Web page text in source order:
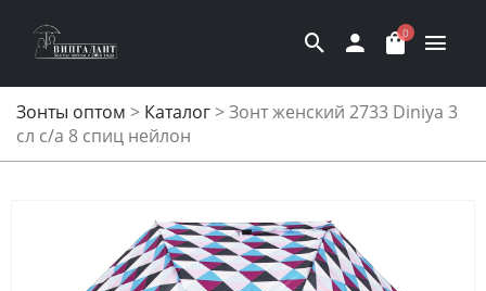
0
Зонты оптом > Каталог>Зонт женский 2733 Diniya 3
сл с/а 8 спиц нейлон